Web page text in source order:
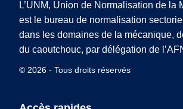
L’UNM, Union de Normalisation de la
est le bureau de normalisation
dans les domaines de la mécanique,
du caoutchouc, par délégation de
© 2026 - Tous droits réservés